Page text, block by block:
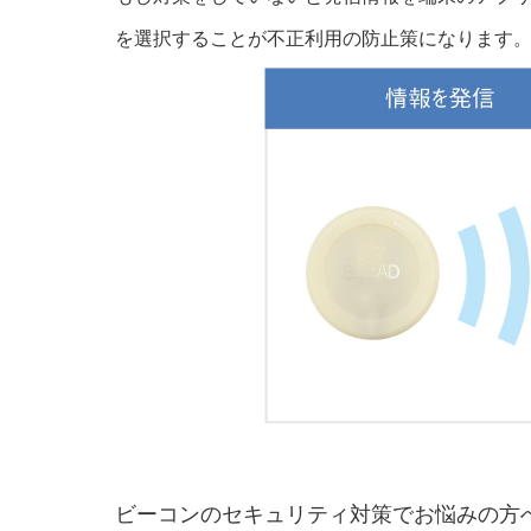
を選択することが不正利用の防止策になります。
ビーコンのセキュリティ対策でお悩みの方